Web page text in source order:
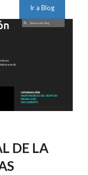
Ir a Blog
DE LA